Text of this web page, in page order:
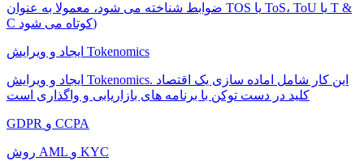
ضوابط شناخته می شود، معمولا به عنوان TOS یا ToS، ToU یا T &
C کوتاه می شود)
ایجاد و ویرایش Tokenomics
ایجاد و ویرایش Tokenomics. این کار شامل اماده سازی یک اقتصاد
کلید در دست توکن با برنامه های بازاریابی و واگذاری است
GDPR و CCPA
روش AML و KYC